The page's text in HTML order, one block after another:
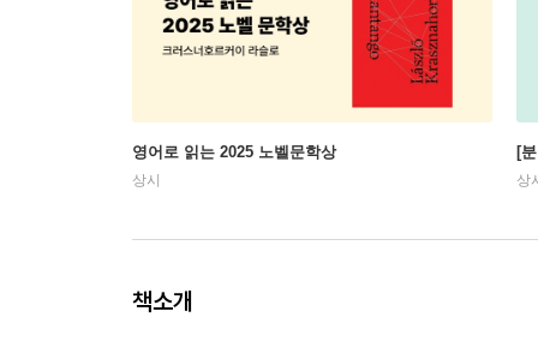
영어로 읽는 2025 노벨문학상
상시
[
상
책소개